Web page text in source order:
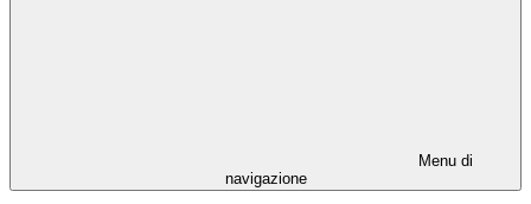
Menu di
navigazione